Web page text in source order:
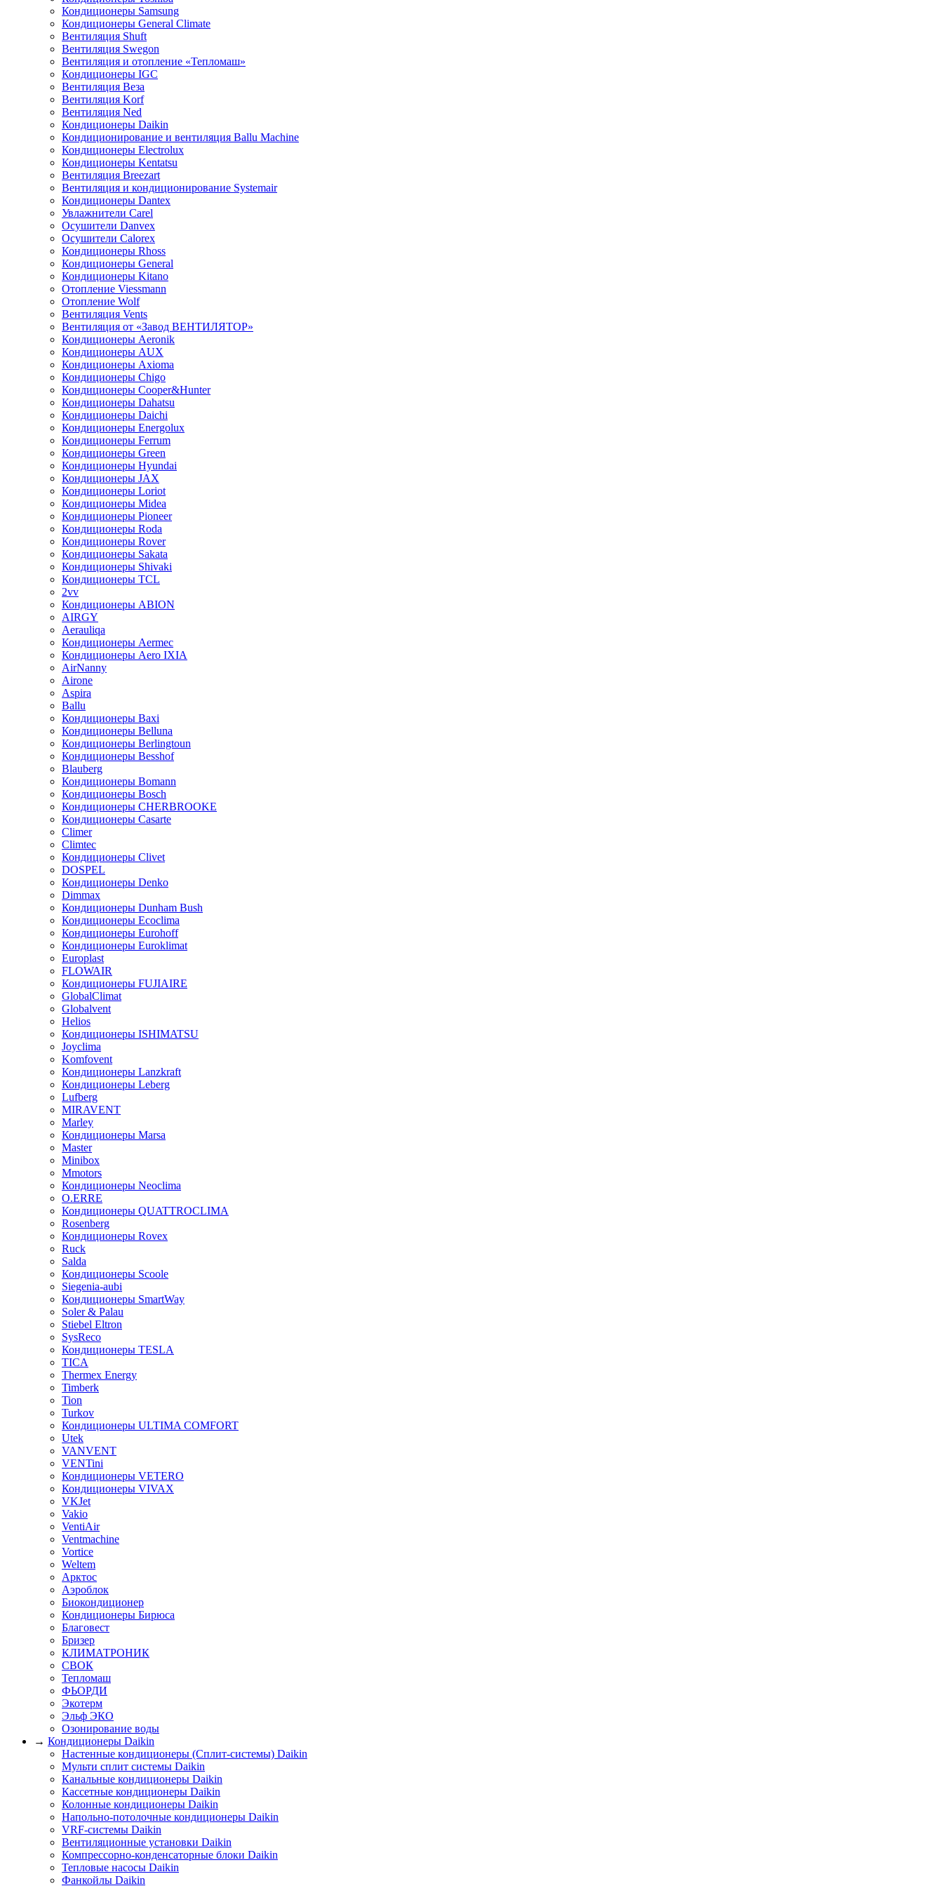
Кондиционеры Samsung
Кондиционеры General Climate
Вентиляция Shuft
Вентиляция Swegon
Вентиляция и отопление «Тепломаш»
Кондиционеры IGC
Вентиляция Веза
Вентиляция Korf
Вентиляция Ned
Кондиционеры Daikin
Кондиционирование и вентиляция Ballu Machine
Кондиционеры Electrolux
Кондиционеры Kentatsu
Вентиляция Breezart
Вентиляция и кондиционирование Systemair
Кондиционеры Dantex
Увлажнители Carel
Осушители Danvex
Осушители Calorex
Кондиционеры Rhoss
Кондиционеры General
Кондиционеры Kitano
Отопление Viessmann
Отопление Wolf
Вентиляция Vents
Вентиляция от «Завод ВЕНТИЛЯТОР»
Кондиционеры Aeronik
Кондиционеры AUX
Кондиционеры Axioma
Кондиционеры Chigo
Кондиционеры Cooper&Hunter
Кондиционеры Dahatsu
Кондиционеры Daichi
Кондиционеры Energolux
Кондиционеры Ferrum
Кондиционеры Green
Кондиционеры Hyundai
Кондиционеры JAX
Кондиционеры Loriot
Кондиционеры Midea
Кондиционеры Pioneer
Кондиционеры Roda
Кондиционеры Rover
Кондиционеры Sakata
Кондиционеры Shivaki
Кондиционеры TCL
2vv
Кондиционеры ABION
AIRGY
Aerauliqa
Кондиционеры Aermec
Кондиционеры Aero IXIA
AirNanny
Airone
Aspira
Ballu
Кондиционеры Baxi
Кондиционеры Belluna
Кондиционеры Berlingtoun
Кондиционеры Besshof
Blauberg
Кондиционеры Bomann
Кондиционеры Bosch
Кондиционеры CHERBROOKE
Кондиционеры Casarte
Climer
Climtec
Кондиционеры Clivet
DOSPEL
Кондиционеры Denko
Dimmax
Кондиционеры Dunham Bush
Кондиционеры Ecoclima
Кондиционеры Eurohoff
Кондиционеры Euroklimat
Europlast
FLOWAIR
Кондиционеры FUJIAIRE
GlobalClimat
Globalvent
Helios
Кондиционеры ISHIMATSU
Joyclima
Komfovent
Кондиционеры Lanzkraft
Кондиционеры Leberg
Lufberg
MIRAVENT
Marley
Кондиционеры Marsa
Master
Minibox
Mmotors
Кондиционеры Neoclima
O.ERRE
Кондиционеры QUATTROCLIMA
Rosenberg
Кондиционеры Rovex
Ruck
Salda
Кондиционеры Scoole
Siegenia-aubi
Кондиционеры SmartWay
Soler & Palau
Stiebel Eltron
SysReco
Кондиционеры TESLA
TICA
Thermex Energy
Timberk
Tion
Turkov
Кондиционеры ULTIMA COMFORT
Utek
VANVENT
VENTini
Кондиционеры VETERO
Кондиционеры VIVAX
VKJet
Vakio
VentiAir
Ventmachine
Vortice
Weltem
Арктос
Аэроблок
Биокондиционер
Кондиционеры Бирюса
Благовест
Бризер
КЛИМАТРОНИК
СВОК
Тепломаш
ФЬОРДИ
Экотерм
Эльф ЭКО
Озонирование воды
→ Кондиционеры Daikin
Настенные кондиционеры (Сплит-системы) Daikin
Мульти сплит системы Daikin
Канальные кондиционеры Daikin
Кассетные кондиционеры Daikin
Колонные кондиционеры Daikin
Напольно-потолочные кондиционеры Daikin
VRF-системы Daikin
Вентиляционные установки Daikin
Компрессорно-конденсаторные блоки Daikin
Тепловые насосы Daikin
Фанкойлы Daikin